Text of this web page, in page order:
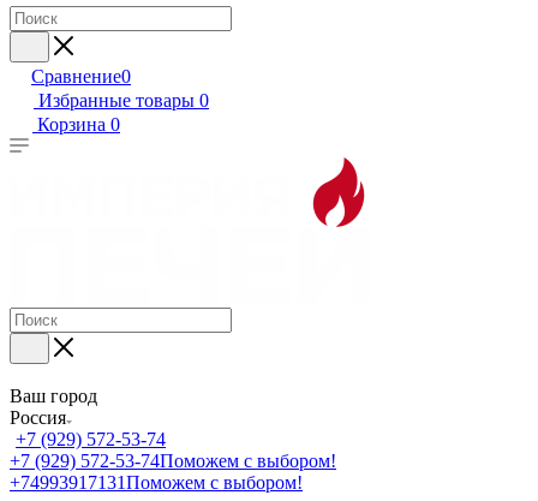
Сравнение0
Избранные товары 0
Корзина 0
Ваш город
Россия
+7 (929) 572-53-74
+7 (929) 572-53-74Поможем с выбором!
+74993917131Поможем с выбором!